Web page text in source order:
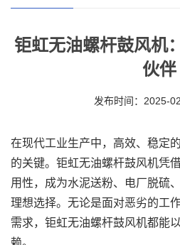
钜虹无油螺杆鼓风机
伙伴
发布时间：2025-
在现代工业生产中，高效、稳定
的关键。钜虹无油螺杆鼓风机凭
用性，成为水泥送粉、电厂脱硫
理想选择。无论是面对恶劣的工
需求，钜虹无油螺杆鼓风机都能
赖。